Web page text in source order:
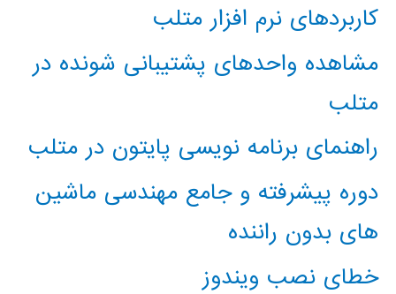
کاربردهای نرم افزار متلب
مشاهده واحدهای پشتیبانی شونده در
متلب
راهنمای برنامه نویسی پایتون در متلب
دوره پیشرفته و جامع مهندسی ماشین
های بدون راننده
خطای نصب ویندوز